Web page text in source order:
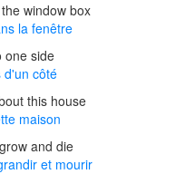
window box
la fenêtre
one side
d'un côté
this house
maison
and die
et mourir